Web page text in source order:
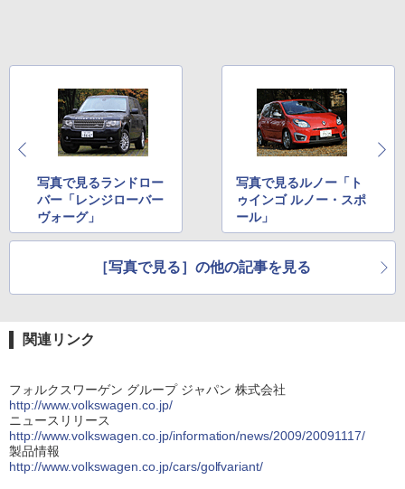
写真で見るランドロー
バー「レンジローバー
ヴォーグ」
写真で見るルノー「ト
ゥインゴ ルノー・スポ
ール」
［写真で見る］の他の記事を見る
関連リンク
フォルクスワーゲン グループ ジャパン 株式会社
http://www.volkswagen.co.jp/
ニュースリリース
http://www.volkswagen.co.jp/information/news/2009/20091117/
製品情報
http://www.volkswagen.co.jp/cars/golfvariant/